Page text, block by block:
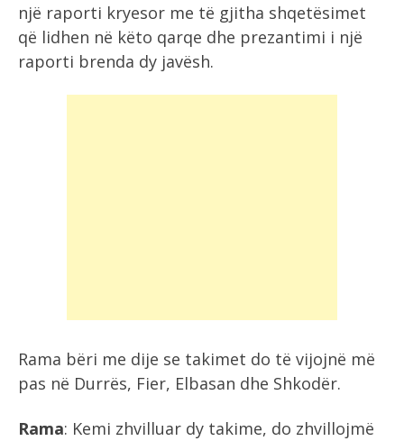
një raporti kryesor me të gjitha shqetësimet
që lidhen në këto qarqe dhe prezantimi i një
raporti brenda dy javësh.
Rama bëri me dije se takimet do të vijojnë më
pas në Durrës, Fier, Elbasan dhe Shkodër.
Rama: Kemi zhvilluar dy takime, do zhvillojmë